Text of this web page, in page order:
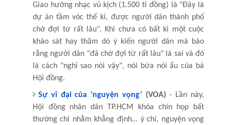
Giao hưởng nhạc vũ kịch (1.500 tỉ đồng) là "Đây là
dự án tầm vóc thế kỉ, được người dân thành phố
chờ đợi từ rất lâu". Khi chưa có bất kì một cuộc
khảo sát hay thăm dò ý kiến người dân mà bảo
rằng người dân "đã chờ đợi từ rất lâu" là sai và đó
là cách "nghĩ sao nói vậy", nói bừa nói ẩu của bà
Hội đồng.
Sự vĩ đại của ‘nguyện vọng’(VOA) - Lần này,
Hội đồng nhân dân TP.HCM khóa chín họp bất
thường chỉ nhằm khẳng định… ý chí, nguyện vọng